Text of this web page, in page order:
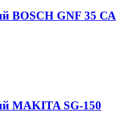
BOSCH GNF 35 СА
MAKITA SG-150